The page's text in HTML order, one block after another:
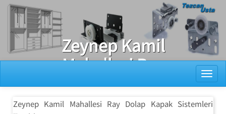
Ray Dolap Tamiri
Zeynep Kamil
Mahallesi Ray
Dolap Kapak
Sistemleri
Zeynep Kamil Mahallesi Ray Dolap Kapak Sistemleri